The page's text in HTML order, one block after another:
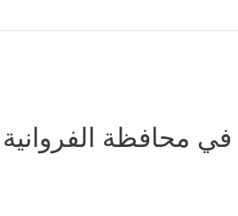
محافظة الفروانية